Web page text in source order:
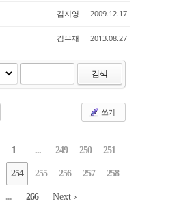
김지영 2009.12.17
김우재 2013.08.27
검색
쓰기
1 ... 249 250 251
254 255 256 257 258
... 266 Next ›